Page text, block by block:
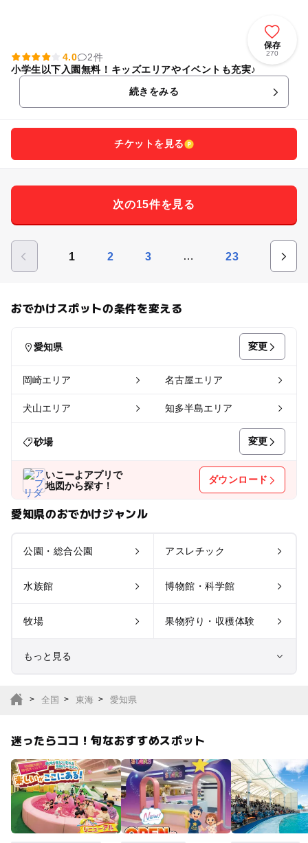
保存
270
4.0
2件
小学生以下入園無料！キッズエリアやイベントも充実♪
続きをみる
チケットを見る
次の15件を見る
1 2 3 … 23
おでかけスポットの条件を変える
愛知県 変更
岡崎エリア 名古屋エリア
犬山エリア 知多半島エリア
砂場 変更
いこーよアプリで
地図から探す！
ダウンロード
愛知県のおでかけジャンル
公園・総合公園 アスレチック
水族館 博物館・科学館
牧場 果物狩り・収穫体験
もっと見る
サファリパーク
植物園・フラワーパー
ク
キャンプ場 バーベキュー
全国 東海 愛知県
迷ったらココ！旬なおすすめスポット